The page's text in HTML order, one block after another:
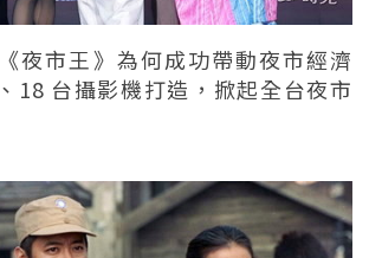
夜市王》為何成功帶動夜市經濟
18 台攝影機打造，掀起全台夜市